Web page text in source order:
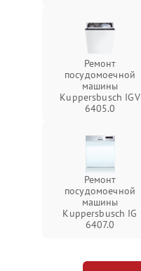
Ремонт
посудомоечной
машины
Kuppersbusch IGV
6405.0
Ремонт
посудомоечной
машины
Kuppersbusch IG
6407.0